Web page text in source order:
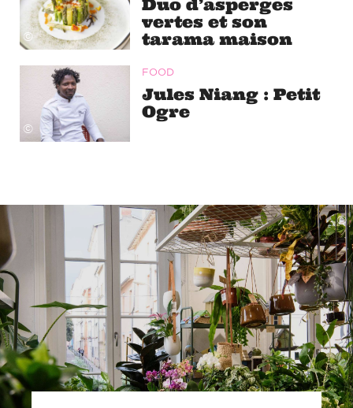
©
Duo d’asperges
vertes et son
tarama maison
©
FOOD
Jules Niang : Petit
Ogre
©